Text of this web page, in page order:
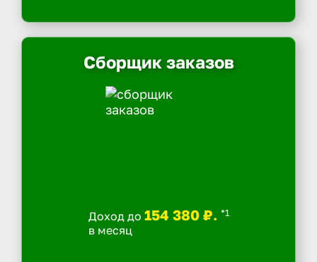
Сборщик заказов
Доход до 154 380 ₽. *1
в месяц